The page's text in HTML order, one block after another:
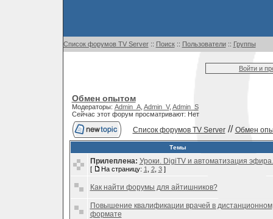
Список форумов TV Server:: Поиск:: Пользователи:: Группы
Войти и
Обмен опытом
Модераторы: Admin_A, Admin_V, Admin_S
Сейчас этот форум просматривают: Нет
Список форумов TV Server// Обмен
Темы
Прилеплена: Уроки. DigiTV и автоматизация эфира.
[ На страницу: 1 2, 3]
Как найти форумы для айтишников?
Повышение квалификации врачей в дистанционном
формате